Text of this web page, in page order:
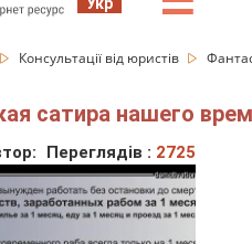
Консультації від юристів
сатира нашего
Переглядів : 2725